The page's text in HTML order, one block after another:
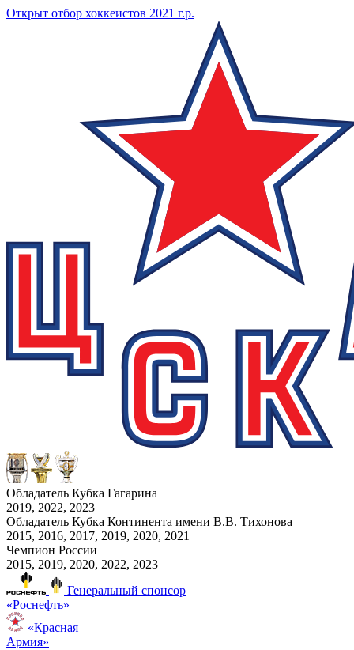
Открыт отбор хоккеистов 2021 г.р.
Обладатель Кубка Гагарина
2019, 2022, 2023
Обладатель Кубка Континента имени В.В. Тихонова
2015, 2016, 2017, 2019, 2020, 2021
Чемпион России
2015, 2019, 2020, 2022, 2023
Генеральный спонсор
«Роснефть»
«Красная
Армия»